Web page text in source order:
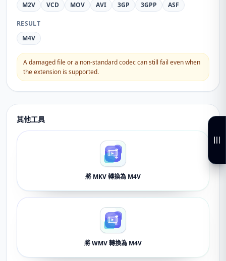
M2V
VCD MOV AVI 3GP 3GPP ASF
RESULT
M4V
A damaged file or a non-standard codec can still fail even when
the extension is supported.
其他工具
將 MKV 轉換為 M4V
將 WMV 轉換為 M4V